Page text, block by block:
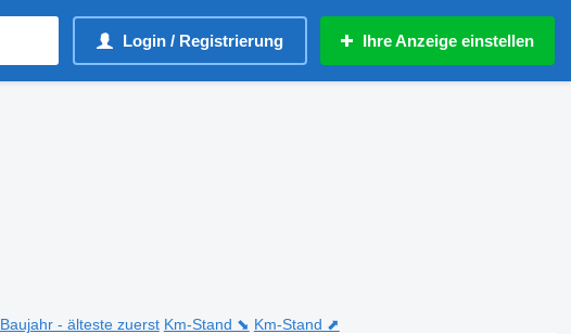
Login / Registrierung Ihre Anzeige einstellen
Baujahr - älteste zuerst Km-Stand ⬊ Km-Stand ⬈